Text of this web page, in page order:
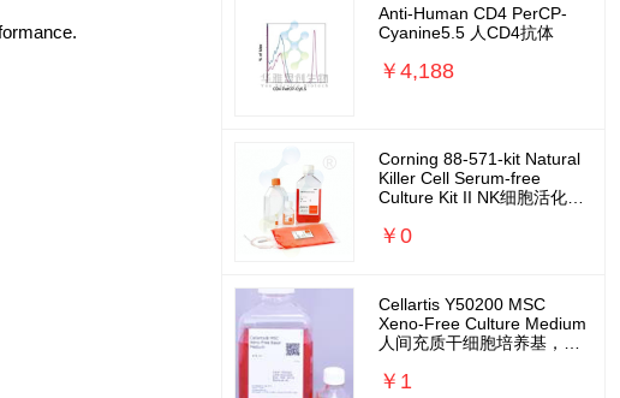
Anti-Human CD4 PerCP-
Cyanine5.5 人CD4抗体
￥4,188
Corning 88-571-kit Natural
Killer Cell Serum-free
Culture Kit II NK细胞活化扩
￥0
Cellartis Y50200 MSC
Xeno-Free Culture Medium
人间充质干细胞培养基，无
￥1